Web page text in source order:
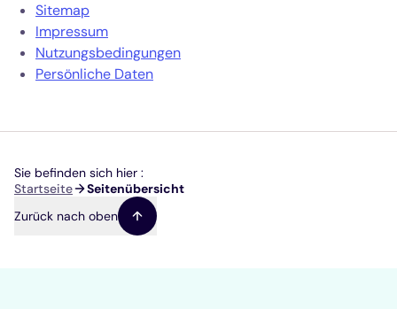
Sitemap
Impressum
Nutzungsbedingungen
Persönliche Daten
Sie befinden sich hier :
Pfadnavigation
Startseite
Seitenübersicht
Zurück nach oben